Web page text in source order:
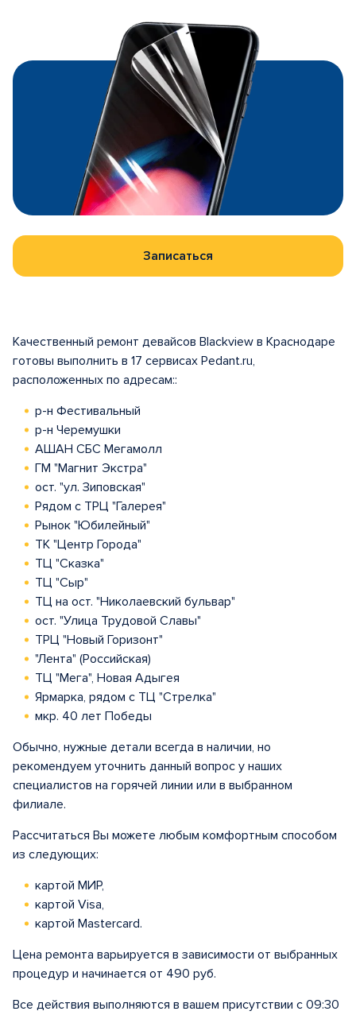
Записаться
Качественный ремонт девайсов Blackview в Краснодаре
готовы выполнить в 17 сервисах Pedant.ru,
расположенных по адресам::
р-н Фестивальный
р-н Черемушки
АШАН СБС Мегамолл
ГМ "Магнит Экстра"
ост. "ул. Зиповская"
Рядом с ТРЦ "Галерея"
Рынок "Юбилейный"
ТК "Центр Города"
ТЦ "Сказка"
ТЦ "Сыр"
ТЦ на ост. "Николаевский бульвар"
ост. "Улица Трудовой Славы"
ТРЦ "Новый Горизонт"
"Лента" (Российская)
ТЦ "Мега", Новая Адыгея
Ярмарка, рядом с ТЦ "Стрелка"
мкр. 40 лет Победы
Обычно, нужные детали всегда в наличии, но
рекомендуем уточнить данный вопрос у наших
специалистов на горячей линии или в выбранном
филиале.
Рассчитаться Вы можете любым комфортным способом
из следующих:
картой МИР,
картой Visa,
картой Mastercard.
Цена ремонта варьируется в зависимости от выбранных
процедур и начинается от 490 руб.
Все действия выполняются в вашем присутствии с 09:30